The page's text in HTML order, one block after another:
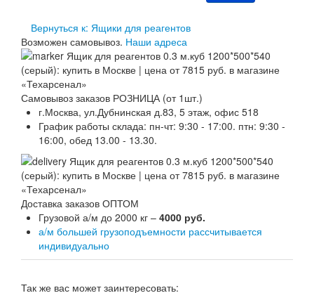
Сертификаты
Вопрос-Ответ
Контакты
Вернуться к: Ящики для реагентов
Возможен самовывоз. Наши адреса
Самовывоз заказов РОЗНИЦА (от 1шт.)
г.Москва, ул.Дубнинская д.83, 5 этаж, офис 518
График работы склада: пн-чт: 9:30 - 17:00. птн: 9:30 -
16:00, обед 13.00 - 13.30.
Доставка заказов ОПТОМ
Грузовой а/м до 2000 кг – 4000 руб.
а/м большей грузоподъемности рассчитывается
индивидуально
Так же вас может заинтересовать: